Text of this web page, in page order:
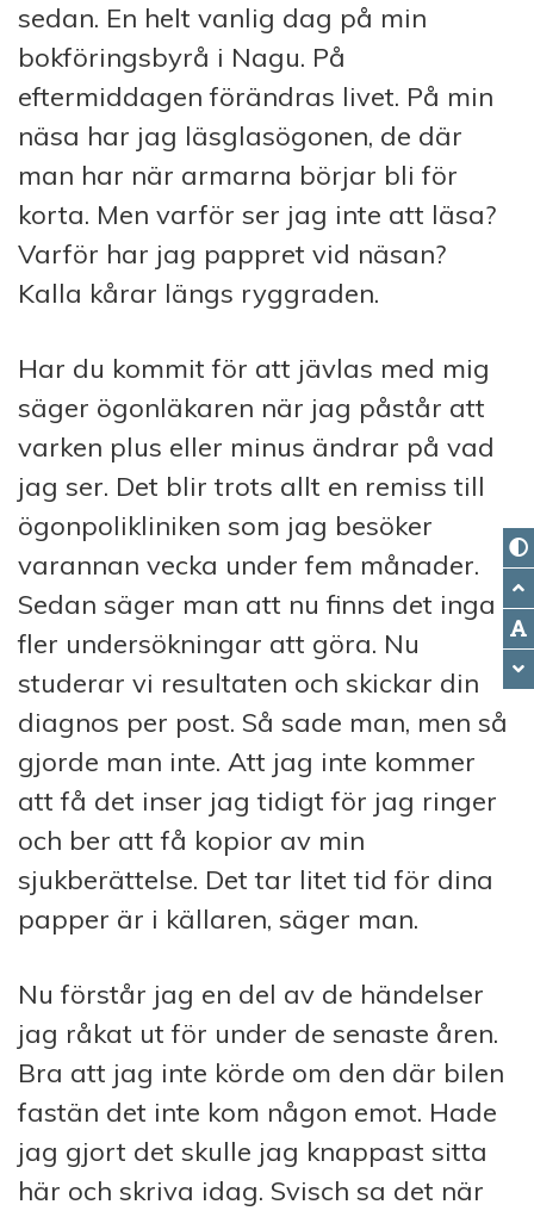
sedan. En helt vanlig dag på min
bokföringsbyrå i Nagu. På
eftermiddagen förändras livet. På min
näsa har jag läsglasögonen, de där
man har när armarna börjar bli för
korta. Men varför ser jag inte att läsa?
Varför har jag pappret vid näsan?
Kalla kårar längs ryggraden.
Har du kommit för att jävlas med mig
säger ögonläkaren när jag påstår att
varken plus eller minus ändrar på vad
jag ser. Det blir trots allt en remiss till
ögonpolikliniken som jag besöker
varannan vecka under fem månader.
Sedan säger man att nu finns det inga
fler undersökningar att göra. Nu
studerar vi resultaten och skickar din
diagnos per post. Så sade man, men så
gjorde man inte. Att jag inte kommer
att få det inser jag tidigt för jag ringer
och ber att få kopior av min
sjukberättelse. Det tar litet tid för dina
papper är i källaren, säger man.
Nu förstår jag en del av de händelser
jag råkat ut för under de senaste åren.
Bra att jag inte körde om den där bilen
fastän det inte kom någon emot. Hade
jag gjort det skulle jag knappast sitta
här och skriva idag. Svisch sa det när